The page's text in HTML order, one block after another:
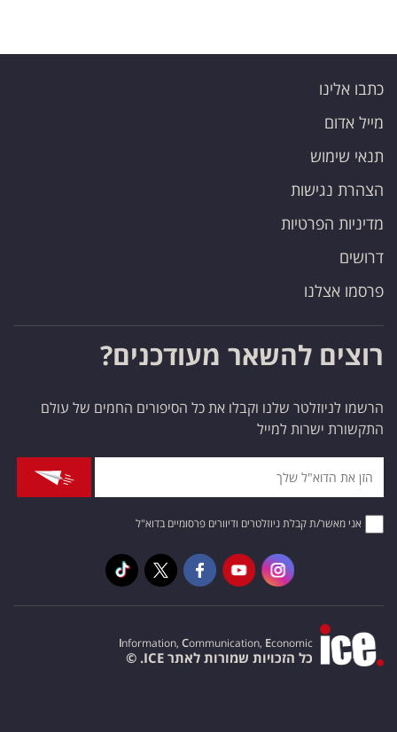
כתבו אלינו
מייל אדום
תנאי שימוש
הצהרת נגישות
מדיניות הפרטיות
דרושים
פרסמו אצלנו
רוצים להשאר מעודכנים?
הרשמו לניוזלטר שלנו וקבלו את כל הסיפורים החמים של עולם
התקשורת ישרות למייל
אני מאשר/ת קבלת ניוזלטרים ודיוורים פרסומיים בדוא"ל
Information, Communication, Economic
כל הזכויות שמורות לאתר ICE. ©